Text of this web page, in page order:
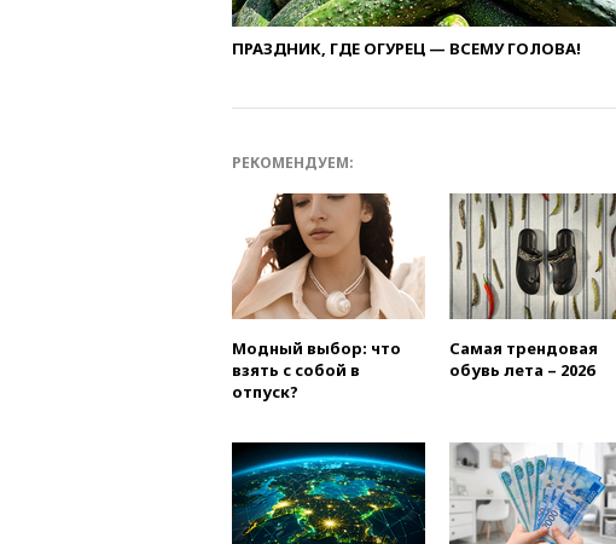
ПРАЗДНИК, ГДЕ ОГУРЕЦ — ВСЕМУ ГОЛОВА!
РЕКОМЕНДУЕМ:
Модный выбор: что
взять с собой в
отпуск?
Самая трендовая
обувь лета – 2026